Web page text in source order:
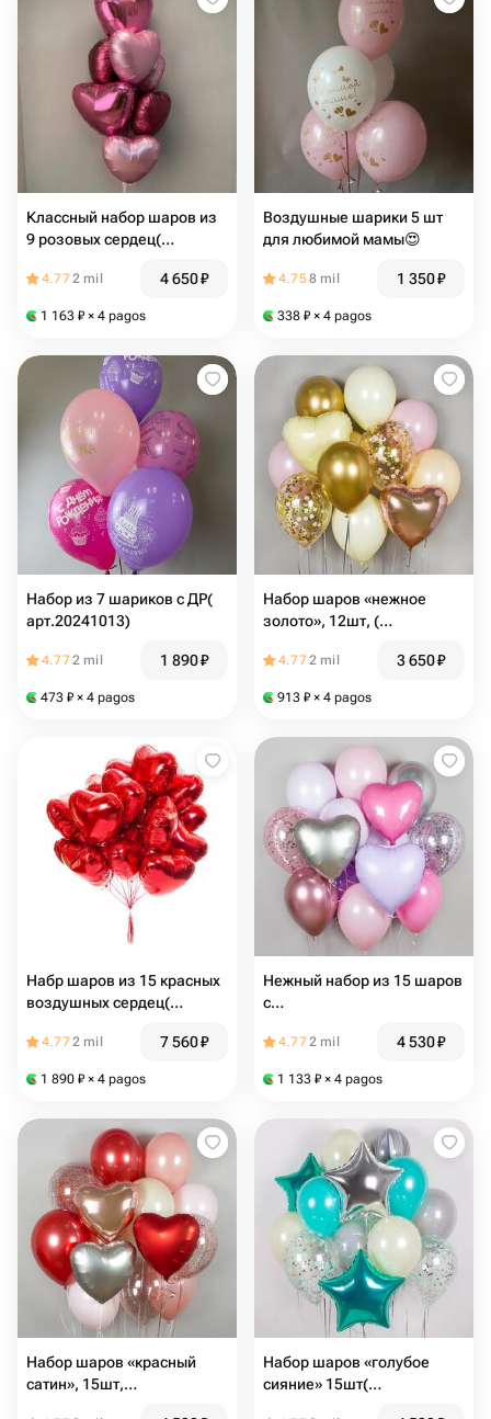
Классный набор шаров из
9 розовых сердец(
4.772 mil 4 650₽
1 163 ₽ × 4 pagos
Воздушные шарики 5 шт
для любимой мамы😍
4.758 mil 1 350₽
338 ₽ × 4 pagos
Набор из 7 шариков с ДР(
арт.20241013)
4.772 mil 1 890₽
473 ₽ × 4 pagos
Набор шаров «нежное
золото», 12шт, (
4.772 mil 3 650₽
913 ₽ × 4 pagos
Набр шаров из 15 красных
воздушных сердец(
4.772 mil 7 560₽
1 890 ₽ × 4 pagos
Нежный набор из 15 шаров
с
4.772 mil 4 530₽
1 133 ₽ × 4 pagos
Набор шаров «красный
сатин», 15шт,
Набор шаров «голубое
сияние» 15шт(